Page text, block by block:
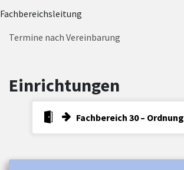
Fachbereichsleitung
Termine nach Vereinbarung
Einrichtungen
Fachbereich 30 –